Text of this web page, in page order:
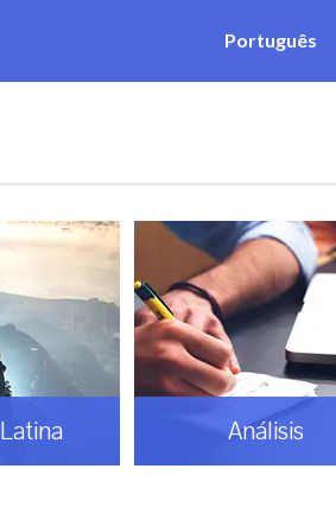
Português
Análisis